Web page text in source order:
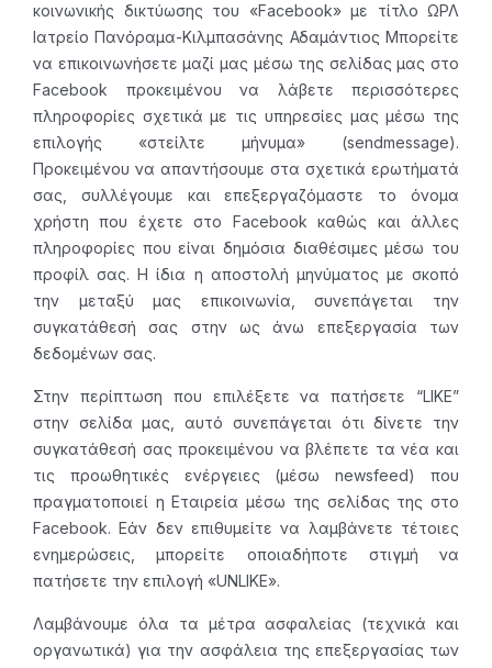
κοινωνικής δικτύωσης του «Facebook» με τίτλο ΩΡΛ
Ιατρείο Πανόραμα-Κιλμπασάνης Αδαμάντιος Μπορείτε
να επικοινωνήσετε μαζί μας μέσω της σελίδας μας στο
Facebook προκειμένου να λάβετε περισσότερες
πληροφορίες σχετικά με τις υπηρεσίες μας μέσω της
επιλογής «στείλτε μήνυμα» (sendmessage).
Προκειμένου να απαντήσουμε στα σχετικά ερωτήματά
σας, συλλέγουμε και επεξεργαζόμαστε το όνομα
χρήστη που έχετε στο Facebook καθώς και άλλες
πληροφορίες που είναι δημόσια διαθέσιμες μέσω του
προφίλ σας. Η ίδια η αποστολή μηνύματος με σκοπό
την μεταξύ μας επικοινωνία, συνεπάγεται την
συγκατάθεσή σας στην ως άνω επεξεργασία των
δεδομένων σας.
Στην περίπτωση που επιλέξετε να πατήσετε “LIKE”
στην σελίδα μας, αυτό συνεπάγεται ότι δίνετε την
συγκατάθεσή σας προκειμένου να βλέπετε τα νέα και
τις προωθητικές ενέργειες (μέσω newsfeed) που
πραγματοποιεί η Εταιρεία μέσω της σελίδας της στο
Facebook. Εάν δεν επιθυμείτε να λαμβάνετε τέτοιες
ενημερώσεις, μπορείτε οποιαδήποτε στιγμή να
πατήσετε την επιλογή «UNLIKE».
Λαμβάνουμε όλα τα μέτρα ασφαλείας (τεχνικά και
οργανωτικά) για την ασφάλεια της επεξεργασίας των